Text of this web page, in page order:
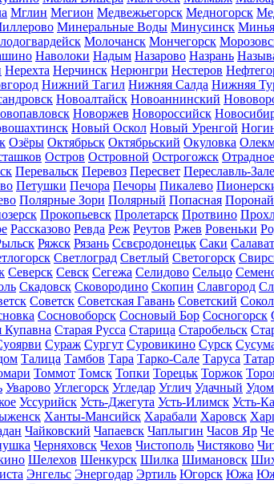
Мглин Мегион Медвежьегорск Медногорск
Минеральные Воды Минусинск
Молочанск Мончегорск
Наволоки Надым Назарово Назрань
Нерехта Нерчинск Нерюнгри Нестеров
Нижний Тагил Нижняя Салда Нижняя
Новоалтайск Новоаннинский
Новоржев Новороссийск
Новый Оскол Новый Уренгой
Озёры Октябрьск Октябрьский Окуловка
Остров Островной Острогожск Отрадное
Перевальск Перевоз Пересвет Переславль-
Петушки Печора Печоры Пикалево
Полярные Зори Полярный Попасная
Прокопьевск Пролетарск Протвино
Рассказово Ревда Реж Реутов Ржев Ровеньки
Ряжск Рязань Сєвєродонецьк Саки Салават
Светлоград Светлый Светогорск
Северск Севск Сегежа Селидово Сельцо
Скадовск Сковородино Скопин Славгород
Советск Советская Гавань Советский Сокол
Сосновоборск Сосновый Бор Сосногорск
Купавна Старая Русса Старица Старобельск
Сураж Сургут Суровикино Сурск
Талица Тамбов Тара Тарко-Сале Таруса
Томмот Томск Топки Торецьк Торжок
Уварово Углегорск Угледар Углич Удачный
Уссурийск Усть-Джегута Усть-Илимск Усть-
Ханты-Мансийск Харабали Харовск
Чайковский Чапаевск Чаплыгин Часов Яр
Черняховск Чехов Чистополь Чистяково
Шелехов Шенкурск Шилка Шимановск
Энгельс Энергодар Эртиль Югорск Южа